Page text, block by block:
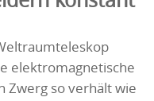
elektromagnetische
Zwerg so verhält wie